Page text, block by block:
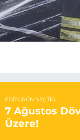
EDITÖRÜN SEÇTIĞI
7 Ağustos
Üzere!